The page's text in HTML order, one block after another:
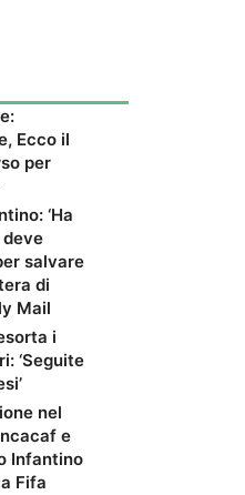
Ecco il
per
‘Ha
salvare
di
Mail
i
‘Seguite
nel
e
Infantino
Fifa